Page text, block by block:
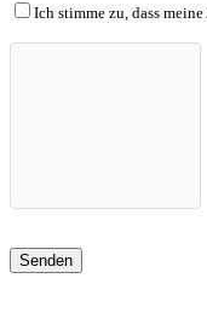
Ich stimme zu, dass